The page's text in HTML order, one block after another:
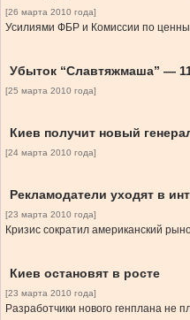
[26 марта 2010 года]
Усилиями ФБР и Комиссии по
Убыток “Славтяжмаша” —
[25 марта 2010 года]
Киев получит новый
[24 марта 2010 года]
Рекламодатели уходят в
[23 марта 2010 года]
Кризис сократил американский
Киев остановят в росте
[23 марта 2010 года]
Разработчики нового генплана не